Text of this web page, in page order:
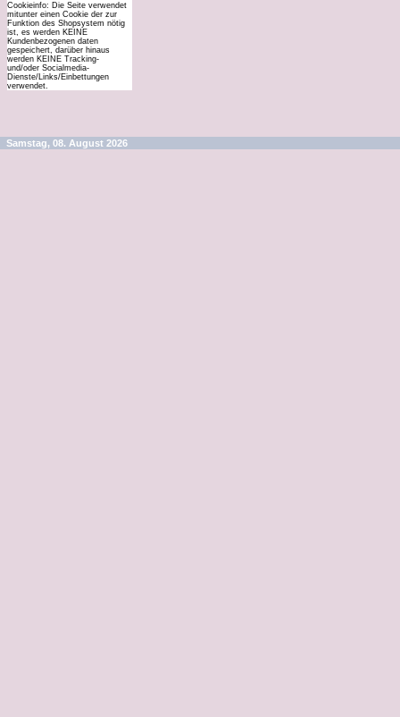
Cookieinfo: Die Seite verwendet
mitunter einen Cookie der zur
Funktion des Shopsystem nötig
ist, es werden KEINE
Kundenbezogenen daten
gespeichert, darüber hinaus
werden KEINE Tracking-
und/oder Socialmedia-
Dienste/Links/Einbettungen
verwendet.
Samstag, 08. August 2026